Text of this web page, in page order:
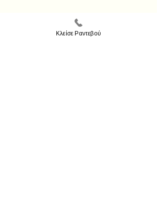
Η Ασπασία Βενιέρη είναι μέλος της
Ελληνικής Εταιρείας Συμβουλευτικής
(Ε.Ε.Σ.) και του Ιταλικού Συλλόγου
Κλείσε Ραντεβού